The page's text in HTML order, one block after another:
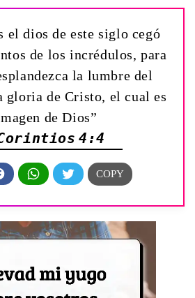
el dios de este siglo cegó
de los incrédulos, para
la lumbre del
gloria de Cristo, el cual es
de Dios”
4:4